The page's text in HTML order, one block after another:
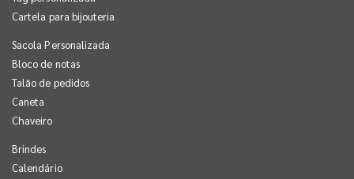
Cartela para bijouteria
Sacola Personalizada
Bloco de notas
Talão de pedidos
Caneta
Chaveiro
Brindes
Calendário